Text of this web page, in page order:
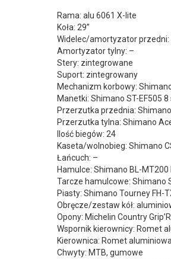
Rama: alu 6061 X-lite
Koła: 29”
Widelec/amortyzator przedni:
Amortyzator tylny: –
Stery: zintegrowane
Suport: zintegrowany
Mechanizm korbowy:
Manetki: Shimano ST-EF505
Przerzutka przednia:
Przerzutka tylna: Shimano
Ilość biegów: 24
Kaseta/wolnobieg: Shimano
Łańcuch: –
Hamulce: Shimano BL-
Tarcze hamulcowe: Shimano
Piasty: Shimano Tourney FH-
Obręcze/zestaw kół:
Opony: Michelin Country
Wspornik kierownicy: Romet
Kierownica: Romet
Chwyty: MTB, gumowe